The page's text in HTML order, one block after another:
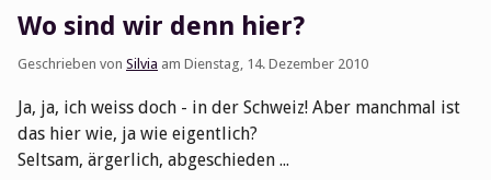
Wo sind wir denn hier?
Geschrieben von Silvia am Dienstag, 14. Dezember 2010
Ja, ja, ich weiss doch - in der Schweiz! Aber manchmal ist
das hier wie, ja wie eigentlich?
Seltsam, ärgerlich, abgeschieden ...